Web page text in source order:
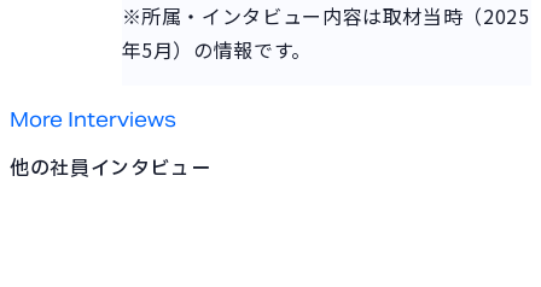
※所属・インタビュー内容は取材当時（2025
年5月）の情報です。
More Interviews
他の社員インタビュー